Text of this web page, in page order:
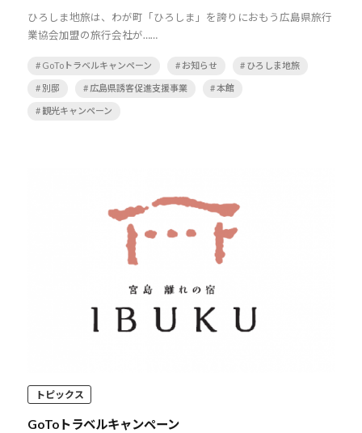
ひろしま地旅は、わが町「ひろしま」を誇りにおもう広島県旅行
業協会加盟の旅行会社が……
# GoToトラベルキャンペーン # お知らせ # ひろしま地旅
# 別邸 # 広島県誘客促進支援事業 # 本館
# 観光キャンペーン
トピックス
GoToトラベルキャンペーン